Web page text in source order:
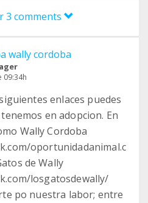
3 comments
wally cordoba
09:34h
enlaces puedes
en adopcion. En
Wally Cordoba
oportunidadanimal.c
de Wally
losgatosdewally/
po nuestra labor; entre